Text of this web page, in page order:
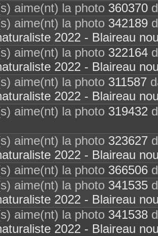
aime(nt) la photo 360370
aime(nt) la photo 342189
2022 - Blaireau
aime(nt) la photo 322164
2022 - Blaireau
aime(nt) la photo 311587
2022 - Blaireau
aime(nt) la photo 319432
aime(nt) la photo 323627
2022 - Blaireau
aime(nt) la photo 366506
aime(nt) la photo 341535
2022 - Blaireau
aime(nt) la photo 341538
2022 - Blaireau